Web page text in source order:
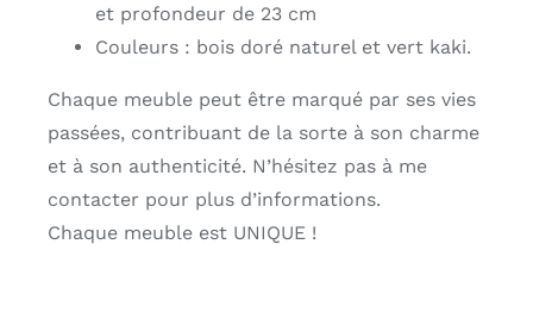
et profondeur de 23 cm
Couleurs : bois doré naturel et vert kaki.
Chaque meuble peut être marqué par ses vies
passées, contribuant de la sorte à son charme
et à son authenticité. N’hésitez pas à me
contacter pour plus d’informations.
Chaque meuble est UNIQUE !